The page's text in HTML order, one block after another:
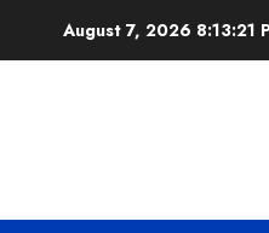
August 7, 2026 8:13:22